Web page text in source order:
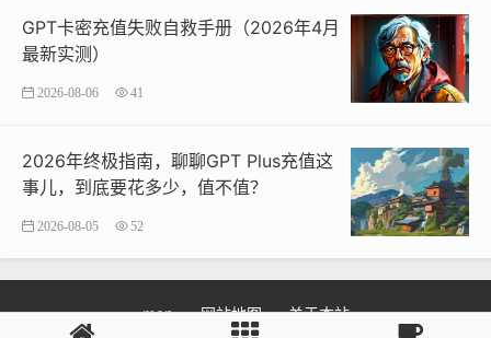
GPT卡密充值失败自救手册（2026年4月
最新实测）
2026-08-06 41
2026年终极指南，聊聊GPT Plus充值这
事儿，到底要花多少，值不值？
2026-08-05 52
map 网站地图 关于本站